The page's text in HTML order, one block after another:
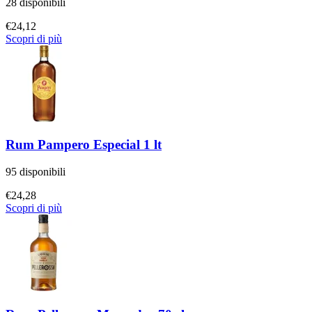
€24,12
Scopri di più
Rum Pampero Especial 1 lt
95 disponibili
€24,28
Scopri di più